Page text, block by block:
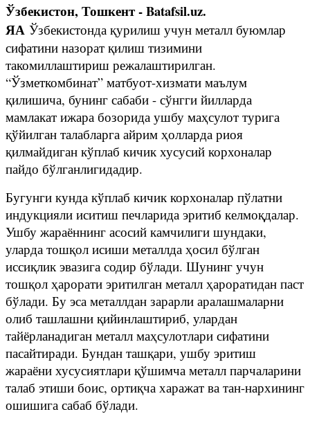
Ўзбекистон, Тошкент - Batafsil.uz.
ЯА Ўзбекистонда қурилиш учун металл буюмлар
сифатини назорат қилиш тизимини
такомиллаштириш режалаштирилган.
“Ўзметкомбинат” матбуот-хизмати маълум
қилишича, бунинг сабаби - сўнгги йилларда
мамлакат ижара бозорида ушбу маҳсулот турига
қўйилган талабларга айрим ҳолларда риоя
қилмайдиган кўплаб кичик хусусий корхоналар
пайдо бўлганлигидадир.
Бугунги кунда кўплаб кичик корхоналар пўлатни
индукцияли иситиш печларида эритиб келмоқдалар.
Ушбу жараённинг асосий камчилиги шундаки,
уларда тошқол исиши металлда ҳосил бўлган
иссиқлик эвазига содир бўлади. Шунинг учун
тошқол ҳарорати эритилган металл ҳароратидан паст
бўлади. Бу эса металлдан зарарли аралашмаларни
олиб ташлашни қийинлаштириб, улардан
тайёрланадиган металл маҳсулотлари сифатини
пасайтиради. Бундан ташқари, ушбу эритиш
жараёни хусусиятлари қўшимча металл парчаларини
талаб этиши боис, ортиқча харажат ва тан-нархининг
ошишига сабаб бўлади.